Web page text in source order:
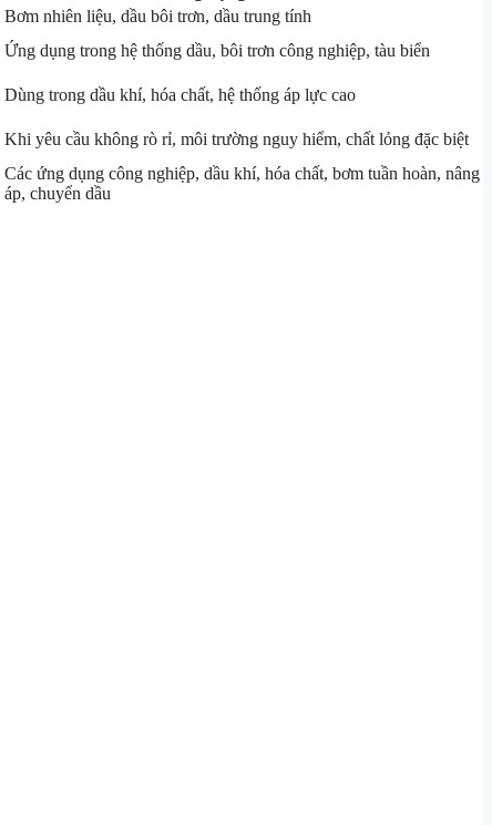
Bơm nhiên liệu, dầu bôi trơn, dầu trung tính
Ứng dụng trong hệ thống dầu, bôi trơn công nghiệp, tàu biển
Dùng trong dầu khí, hóa chất, hệ thống áp lực cao
Khi yêu cầu không rò rỉ, môi trường nguy hiểm, chất lỏng đặc biệt
Các ứng dụng công nghiệp, dầu khí, hóa chất, bơm tuần hoàn, nâng
áp, chuyển dầu